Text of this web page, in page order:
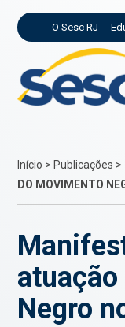
O Sesc RJ
Início > Publicações >
DO MOVIMENTO
Negro